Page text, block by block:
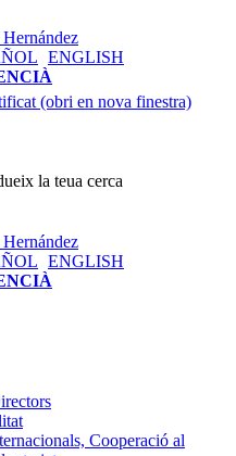
ENGLISH
(obri en nova finestra)
la teua cerca
ENGLISH
Cooperació al